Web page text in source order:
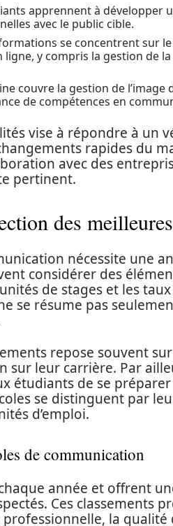
apprennent à développer
avec le public cible.
se concentrent sur
y compris la gestion de
couvre la gestion de l’image
de compétences en
vise à répondre à un
rapides du
avec des
pertinent.
des
nécessite une
considérer des
de stages et les
se résume pas
repose souvent
sur leur carrière. Par
étudiants de se
se distinguent par
d’emploi.
de communication
année et offrent
Ces classements
professionnelle, la